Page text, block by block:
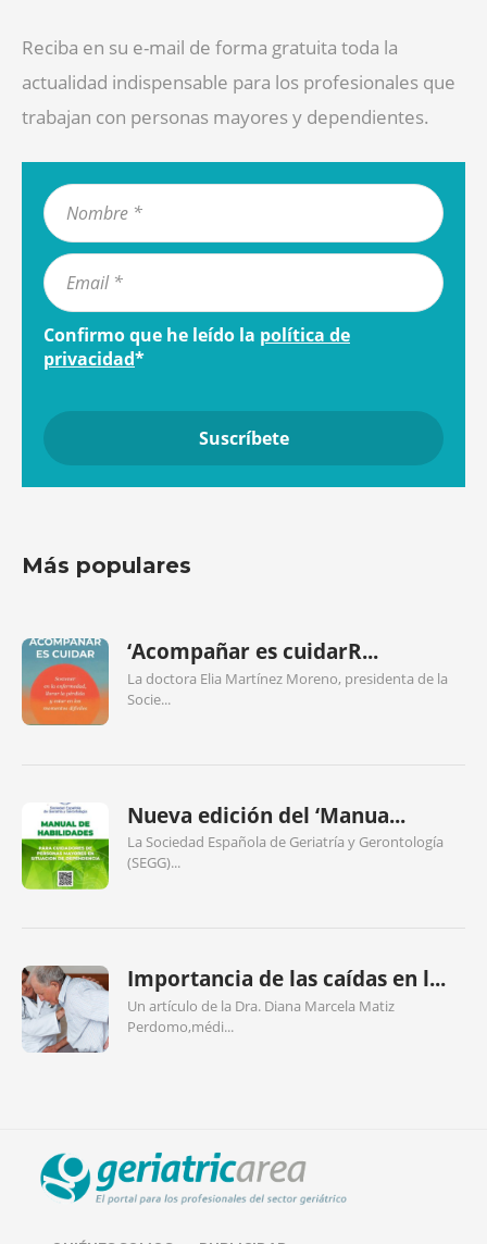
Reciba en su e-mail de forma gratuita toda la
actualidad indispensable para los profesionales que
trabajan con personas mayores y dependientes.
Confirmo que he leído la política de
privacidad*
Más populares
‘Acompañar es cuidarR...
La doctora Elia Martínez Moreno, presidenta de la
Socie...
Nueva edición del ‘Manua...
La Sociedad Española de Geriatría y Gerontología
(SEGG)...
Importancia de las caídas en l...
Un artículo de la Dra. Diana Marcela Matiz
Perdomo,médi...